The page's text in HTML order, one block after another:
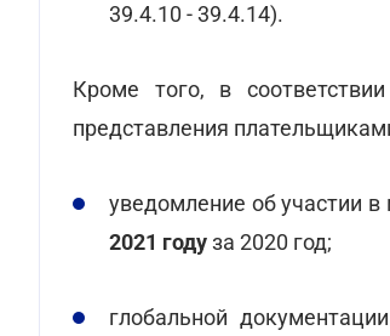
39.4.10 - 39.4.14).
Кроме того, в
представления
уведомление об участии
2021 годуза 2020 год;
глобальной